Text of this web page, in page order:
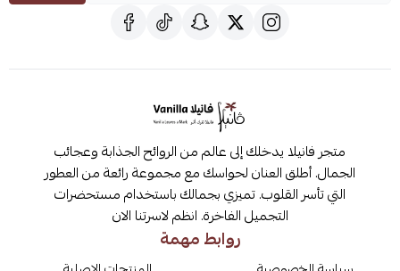
متجر فانيلا يدخلك إلى عالم من الروائح الجذابة وعجائب
الجمال. أطلق العنان لحواسك مع مجموعة رائعة من العطور
التي تأسر القلوب. تميزي بجمالك باستخدام مستحضرات
التجميل الفاخرة. انظم لاسرتنا الان
روابط مهمة